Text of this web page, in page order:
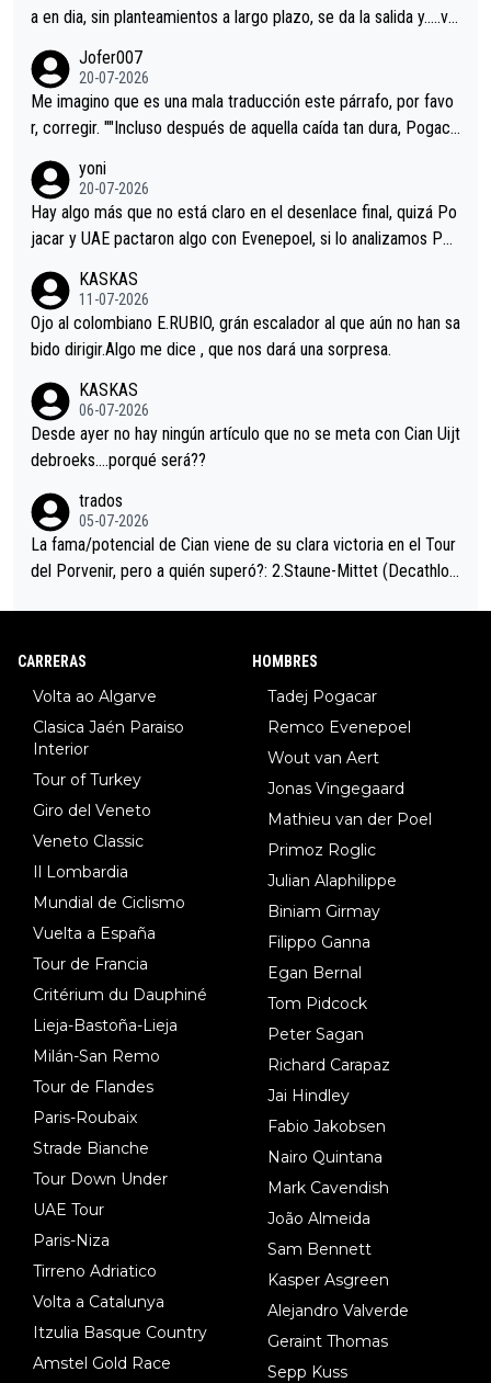
a en dia, sin planteamientos a largo plazo, se da la salida y…..ve
Minguez, Velez etc etc.Me da pena vivir estos momentos tan
tristes sin victorias.
Jofer007
20-07-2026
Me imagino que es una mala traducción este párrafo, por favo
r, corregir. ""Incluso después de aquella caída tan dura, Pogaca
permaneció pegado a su rueda. Parecía increíble la forma en l
a que era capaz de controlar el miedo", recordó."
yoni
20-07-2026
Hay algo más que no está claro en el desenlace final, quizá Po
jacar y UAE pactaron algo con Evenepoel, si lo analizamos Poj
i sin pedalear, luego está el saludo con Evenepoel dándose la
mano de una manera muy fraternal, más allá de los típicos toqu
es en el hombro con que saludaba a Vingegard. Ahí hubo una in
eta, a ver si por querer poner a Del Toro con calzador en posi
ción de podio UAE y Pojacar se van complicar el tour.
KASKAS
11-07-2026
Ojo al colombiano E.RUBIO, grán escalador al que aún no han sa
bido dirigir.Algo me dice , que nos dará una sorpresa.
KASKAS
06-07-2026
Desde ayer no hay ningún artículo que no se meta con Cian Uijt
debroeks….porqué será??
trados
05-07-2026
La fama/potencial de Cian viene de su clara victoria en el Tour
del Porvenir, pero a quién superó?: 2.Staune-Mittet (Decathlon,
8.Lenny Martinez (Bahrein), 9. Van Belle (Visma), 10. Vacek (Li
CARRERAS
Volta ao Algarve
Clasica Jaén Paraiso
Interior
Tour of Turkey
Giro del Veneto
Veneto Classic
Il Lombardia
Mundial de Ciclismo
Vuelta a España
Tour de Francia
Critérium du Dauphiné
Lieja-Bastoña-Lieja
Milán-San Remo
Tour de Flandes
Paris-Roubaix
Strade Bianche
Tour Down Under
UAE Tour
Paris-Niza
Tirreno Adriatico
Volta a Catalunya
Itzulia Basque Country
Amstel Gold Race
HOMBRES
Tadej Pogacar
Remco Evenepoel
Wout van Aert
Jonas Vingegaard
Mathieu van der Poel
Primoz Roglic
Julian Alaphilippe
Biniam Girmay
Filippo Ganna
Egan Bernal
Tom Pidcock
Peter Sagan
Richard Carapaz
Jai Hindley
Fabio Jakobsen
Nairo Quintana
Mark Cavendish
João Almeida
Sam Bennett
Kasper Asgreen
Alejandro Valverde
Geraint Thomas
Sepp Kuss